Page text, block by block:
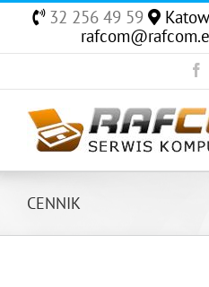
content
32 256 49 59
CENNIK